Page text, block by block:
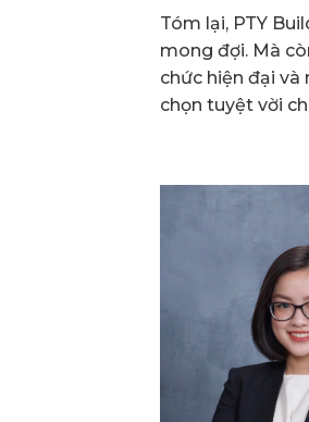
Tóm lại, PTY
mong đợi. Mà
chức hiện đại và
chọn tuyệt vời